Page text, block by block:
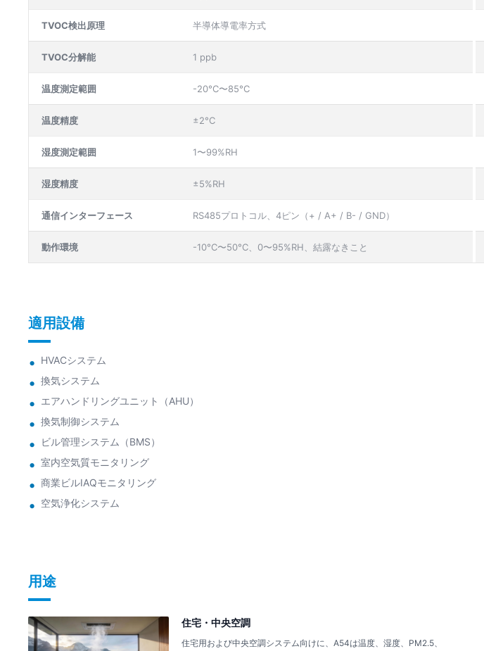
TVOC検出原理 半導体導電率方式
TVOC分解能 1 ppb
温度測定範囲 -20°C〜85°C
温度精度 ±2°C
湿度測定範囲 1〜99%RH
湿度精度 ±5%RH
通信インターフェース RS485プロトコル、4ピン（+ / A+ / B- / GND）
動作環境 -10°C〜50°C、0〜95%RH、結露なきこと
適用設備
HVACシステム
換気システム
エアハンドリングユニット（AHU）
換気制御システム
ビル管理システム（BMS）
室内空気質モニタリング
商業ビルIAQモニタリング
空気浄化システム
用途
住宅・中央空調
住宅用および中央空調システム向けに、A54は温度、湿度、PM2.5、